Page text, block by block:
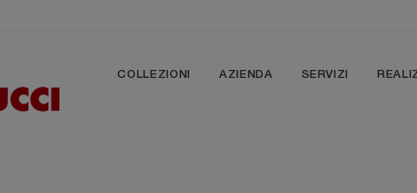
COLLEZIONI AZIENDA SERVIZI